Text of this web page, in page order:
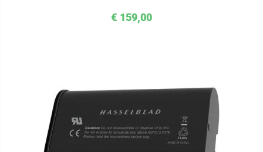
€ 159,00